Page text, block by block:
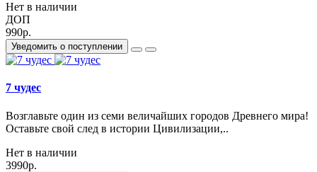
Нет в наличии
ДОП
990р.
Уведомить о поступлении
7 чудес
Возглавьте один из семи величайших городов Древнего мира!
Оставьте свой след в истории Цивилизации,..
Нет в наличии
3990р.